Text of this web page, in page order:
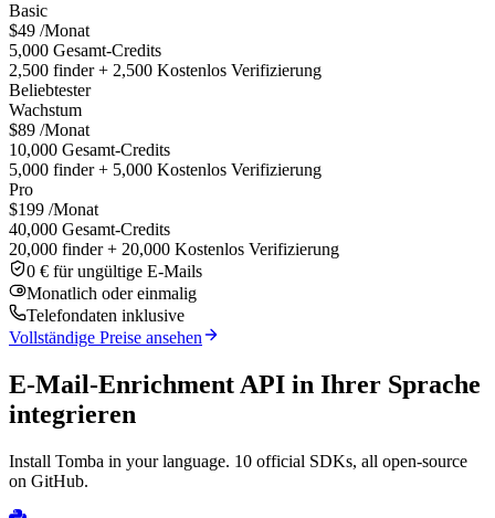
Basic
$49 /Monat
5,000 Gesamt-Credits
2,500 finder + 2,500 Kostenlos Verifizierung
Beliebtester
Wachstum
$89 /Monat
10,000 Gesamt-Credits
5,000 finder + 5,000 Kostenlos Verifizierung
Pro
$199 /Monat
40,000 Gesamt-Credits
20,000 finder + 20,000 Kostenlos Verifizierung
0 € für ungültige E-Mails
Monatlich oder einmalig
Telefondaten inklusive
Vollständige Preise ansehen
E-Mail-Enrichment API in Ihrer Sprache
integrieren
Install Tomba in your language. 10 official SDKs, all open-source
on GitHub.